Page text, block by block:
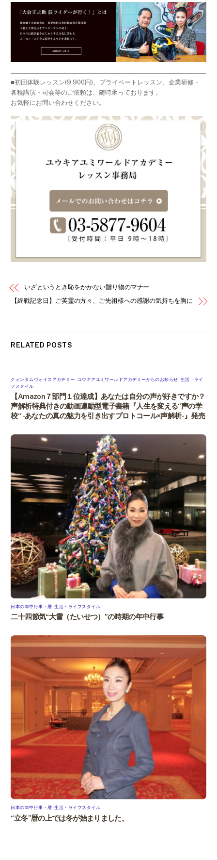
■初回体験レッスン(9,900円)、プライベートレッスン、企業研修・
各種講演・司会等のご依頼は、随時承っております。
お気軽にお問い合わせください。
いざというとき恥をかかない贈り物のマナー
【終戦記念日】ご英霊の方々、ご先祖様への感謝の気持ちを胸に
RELATED POSTS
クォンタムヴォイスアカデミー ユウキアユミワールドアカデミーからのお知らせ 生活・ライ
フスタイル
【Amazon７部門１位達成】あなたは自分の声が好きですか？
声解析特典付きの動画連動型電子書籍『人生を変える“声の学
校“ -あなたの真の魅力を引き出すプロトコール×声解析-』発売
日本の年中行事・暦 ,生活・ライフスタイル
二十四節気“大雪（たいせつ）”の時期の年中行事
日本の年中行事・暦 ,生活・ライフスタイル
“立冬”暦の上では冬が始まりました。